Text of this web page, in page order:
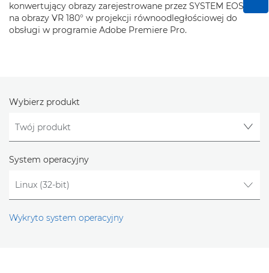
konwertujący obrazy zarejestrowane przez SYSTEM EOS VR
na obrazy VR 180° w projekcji równoodległościowej do
obsługi w programie Adobe Premiere Pro.
Wybierz produkt
System operacyjny
Wykryto system operacyjny